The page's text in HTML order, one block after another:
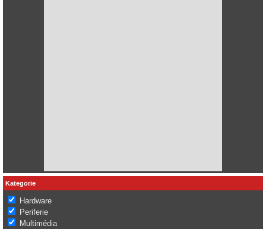
Kategorie
Hardware
Periferie
Multimédia